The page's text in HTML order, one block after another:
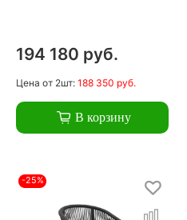
194 180 руб.
Цена от 2шт: 188 350 руб.
В корзину
-25%